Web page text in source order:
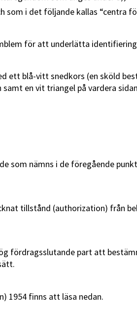
i det följande kallas “centra
för att underlätta
ett blå-vitt snedkors (en sköld
en vit triangel på vardera
som nämns i de föregående
tillstånd (authorization) från
fördragsslutande part att
1954 finns att läsa nedan.